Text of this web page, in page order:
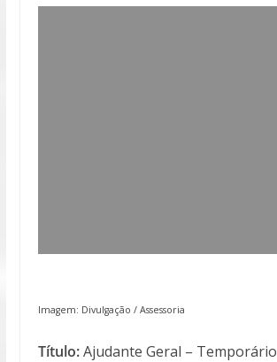
Imagem: Divulgação / Assessoria
Título:Ajudante Geral – Temporário